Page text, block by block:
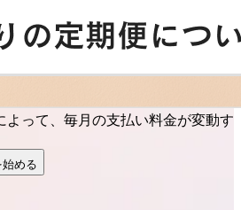
って、毎月の支払い料金が変動す
める